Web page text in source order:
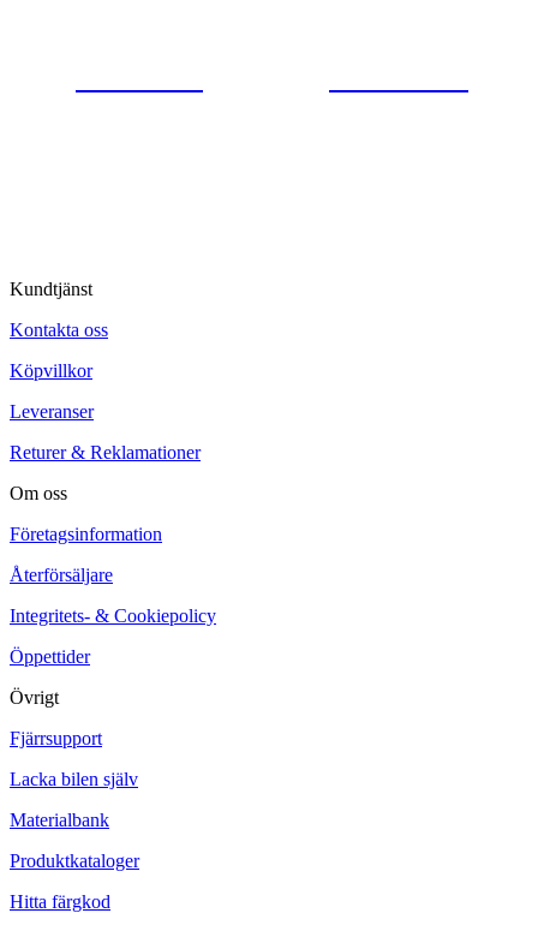
Kundtjänst
Kontakta oss
Köpvillkor
Leveranser
Returer & Reklamationer
Om oss
Företagsinformation
Återförsäljare
Integritets- & Cookiepolicy
Öppettider
Övrigt
Fjärrsupport
Lacka bilen själv
Materialbank
Produktkataloger
Hitta färgkod